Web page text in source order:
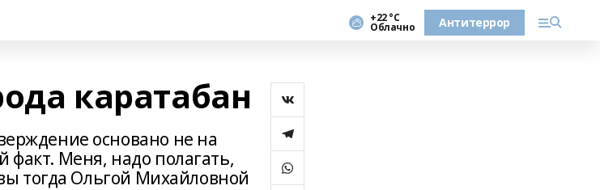
+22 °С
Облачно Антитеррор
каратабан
основано не на
Меня, надо полагать,
тогда Ольгой Михайловной